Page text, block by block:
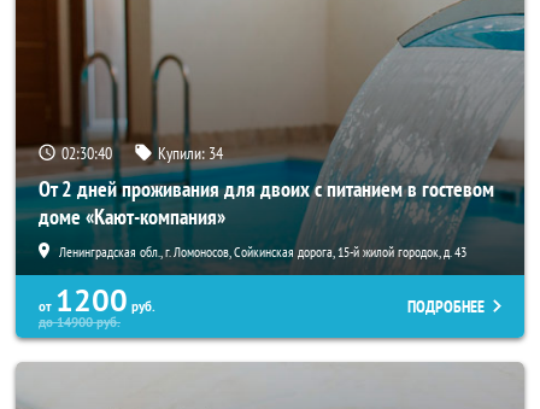
02:30:38 Купили: 34
От 2 дней проживания для двоих с питанием в гостевом
доме «Кают-компания»
Ленинградская обл., г. Ломоносов, Сойкинская дорога, 15-й жилой городок, д. 43
от 1200 руб.
до14900руб.
ПОДРОБНЕЕ